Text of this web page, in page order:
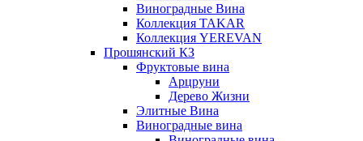
Виноградные Вина
Коллекция TAKAR
Коллекция YEREVAN
Прошянский КЗ
Фруктовые вина
Арцруни
Дерево Жизни
Элитные Вина
Виноградные вина